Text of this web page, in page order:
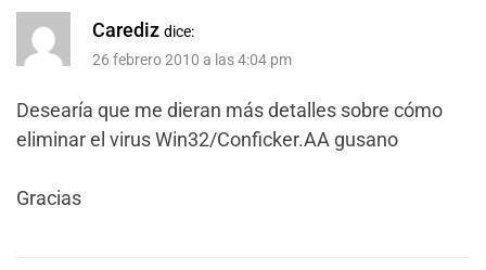
Carediz dice:
26 febrero 2010 a las 4:04 pm
Desearía que me dieran más detalles sobre cómo
eliminar el virus Win32/Conficker.AA gusano
Gracias